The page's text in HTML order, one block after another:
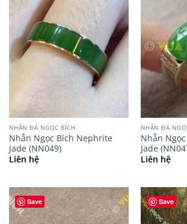
NHẪN ĐÁ NGỌC BÍCH
Nhẫn Ngọc Bích Nephrite
Jade (NN049)
Liên hệ
NHẪN ĐÁ
Nhẫn
Jade
Liên hệ
Save Save